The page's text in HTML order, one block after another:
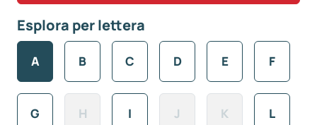
Esplora per lettera
A B C D E F
G H I J K L